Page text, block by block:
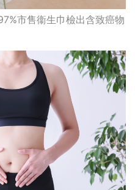
市售衞生巾檢出含致癌物